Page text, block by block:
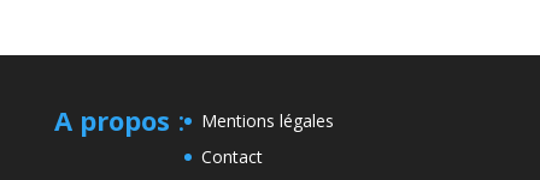
A propos :
Mentions légales
Contact